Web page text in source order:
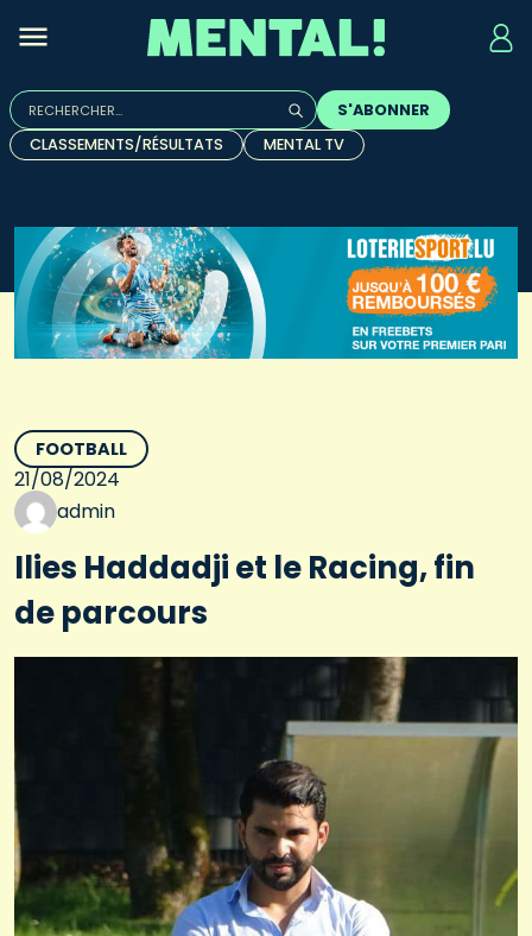
Rechercher :
Quand les résultats de l'auto-complétion sont
S'ABONNER
CLASSEMENTS/RÉSULTATS
MENTAL TV
FOOTBALL
21/08/2024
admin
Ilies Haddadji et le Racing, fin
de parcours